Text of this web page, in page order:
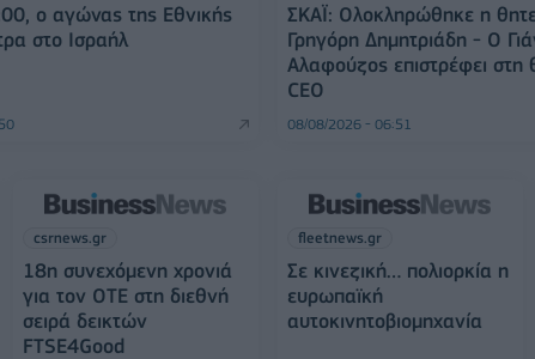
ο αγώνας της Εθνικής
στο Ισραήλ
ΣΚΑΪ: Ολοκληρώθηκε η
Γρηγόρη Δημητριάδη - Ο
Αλαφούζος επιστρέφει στη
CEO
08/08/2026 - 06:51
csrnews.gr
18η συνεχόμενη χρονιά
για τον ΟΤΕ στη διεθνή
σειρά δεικτών
FTSE4Good
fleetnews.gr
Σε κινεζική… πολιορκία η
ευρωπαϊκή
αυτοκινητοβιομηχανία